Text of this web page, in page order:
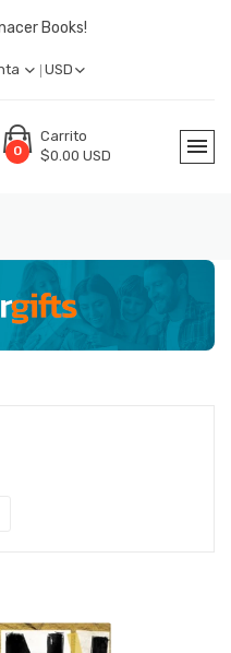
Books!
USD
0
Carrito
$0.00 USD